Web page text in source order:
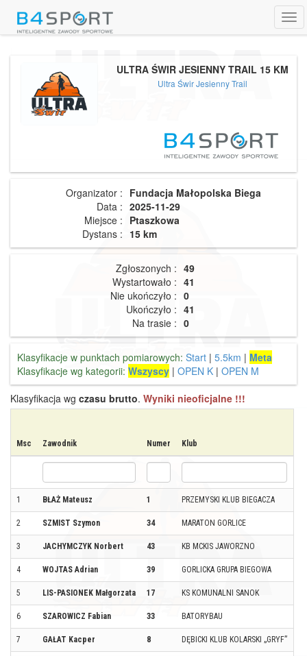
ULTRA ŚWIR JESIENNY TRAIL 15 KM
Ultra Świr Jesienny Trail
Organizator : Fundacja Małopolska Biega
Data : 2025-11-29
Miejsce : Ptaszkowa
Dystans : 15 km
Zgłoszonych : 49
Wystartowało : 41
Nie ukończyło : 0
Ukończyło : 41
Na trasie : 0
Klasyfikacje w punktach pomiarowych: Start | 5.5km | Meta
Klasyfikacje wg kategorii: Wszyscy | OPEN K | OPEN M
Klasyfikacja wg czasu brutto. Wyniki nieoficjalne !!!
Msc Zawodnik Numer Klub
1 BŁAŻ Mateusz 1 PRZEMYSKI KLUB BIEGACZA
2 SZMIST Szymon 34 MARATON GORLICE
3 JACHYMCZYK Norbert 43 KB MCKIS JAWORZNO
4 WOJTAS Adrian 39 GORLICKA GRUPA BIEGOWA
5 LIS-PASIONEK Małgorzata 17 KS KOMUNALNI SANOK
6 SZAROWICZ Fabian 33 BATORYBAU
7 GAŁAT Kacper 8 DĘBICKI KLUB KOLARSKI „GRYF”